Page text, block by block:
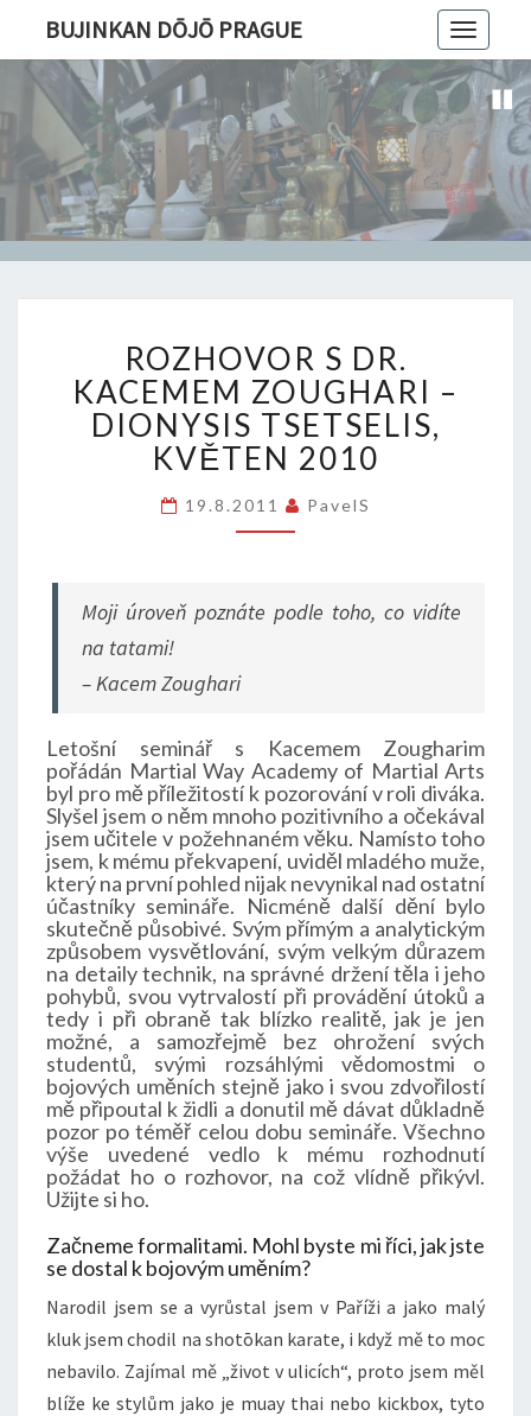
Toggle
BUJINKAN DŌJŌ PRAGUE
S
DR.
KACEMEM
ZOUGHARI
–
TSETSELIS,
KVĚTEN
ROZHOVOR S DR.
KACEMEM ZOUGHARI –
DIONYSIS TSETSELIS,
KVĚTEN 2010
19.8.2011 PavelS
Moji úroveň poznáte podle toho, co vidíte
na tatami!
– Kacem Zoughari
Letošní seminář s Kacemem Zougharim
pořádán Martial Way Academy of Martial Arts
byl pro mě příležitostí k pozorování v roli diváka.
Slyšel jsem o něm mnoho pozitivního a očekával
jsem učitele v požehnaném věku. Namísto toho
jsem, k mému překvapení, uviděl mladého muže,
který na první pohled nijak nevynikal nad ostatní
účastníky semináře. Nicméně další dění bylo
skutečně působivé. Svým přímým a analytickým
způsobem vysvětlování, svým velkým důrazem
na detaily technik, na správné držení těla i jeho
pohybů, svou vytrvalostí při provádění útoků a
tedy i při obraně tak blízko realitě, jak je jen
možné, a samozřejmě bez ohrožení svých
studentů, svými rozsáhlými vědomostmi o
bojových uměních stejně jako i svou zdvořilostí
mě připoutal k židli a donutil mě dávat důkladně
pozor po téměř celou dobu semináře. Všechno
výše uvedené vedlo k mému rozhodnutí
požádat ho o rozhovor, na což vlídně přikývl.
Užijte si ho.
Začneme formalitami. Mohl byste mi říci, jak jste
se dostal k bojovým uměním?
Narodil jsem se a vyrůstal jsem v Paříži a jako malý
kluk jsem chodil na shotōkan karate, i když mě to moc
nebavilo. Zajímal mě „život v ulicích“, proto jsem měl
blíže ke stylům jako je muay thai nebo kickbox, tyto